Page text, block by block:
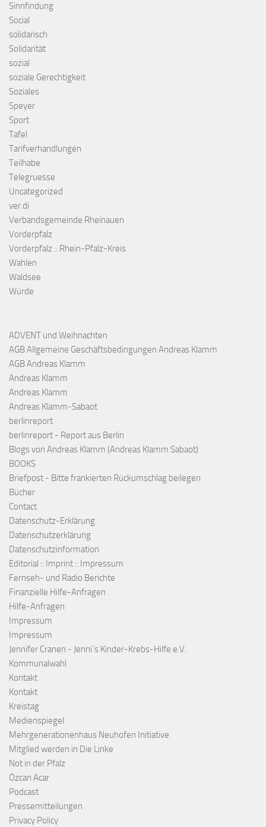
Sinnfindung
Social
solidarisch
Solidarität
sozial
soziale Gerechtigkeit
Soziales
Speyer
Sport
Tafel
Tarifverhandlungen
Teilhabe
Telegruesse
Uncategorized
ver.di
Verbandsgemeinde Rheinauen
Vorderpfalz
Vorderpfalz :: Rhein-Pfalz-Kreis
Wahlen
Waldsee
Würde
ADVENT und Weihnachten
AGB Allgemeine Geschäftsbedingungen Andreas Klamm
AGB Andreas Klamm
Andreas Klamm
Andreas Klamm
Andreas Klamm-Sabaot
berlinreport
berlinreport - Report aus Berlin
Blogs von Andreas Klamm (Andreas Klamm Sabaot)
BOOKS
Briefpost - Bitte frankierten Rückumschlag beilegen
Bücher
Contact
Datenschutz-Erklärung
Datenschutzerklärung
Datenschutzinformation
Editorial :: Imprint :: Impressum
Fernseh- und Radio Berichte
Finanzielle Hilfe-Anfragen
Hilfe-Anfragen
Impressum
Impressum
Jennifer Cranen - Jenni´s Kinder-Krebs-Hilfe e.V.
Kommunalwahl
Kontakt
Kontakt
Kreistag
Medienspiegel
Mehrgenerationenhaus Neuhofen Initiative
Mitglied werden in Die Linke
Not in der Pfalz
Özcan Acar
Podcast
Pressemitteilungen
Privacy Policy